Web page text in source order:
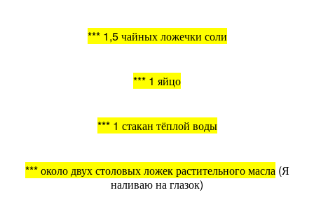
*** 1,5 чайных ложечки соли
*** 1 яйцо
*** 1 стакан тёплой воды
*** около двух столовых ложек растительного масла(Я
наливаю на глазок)